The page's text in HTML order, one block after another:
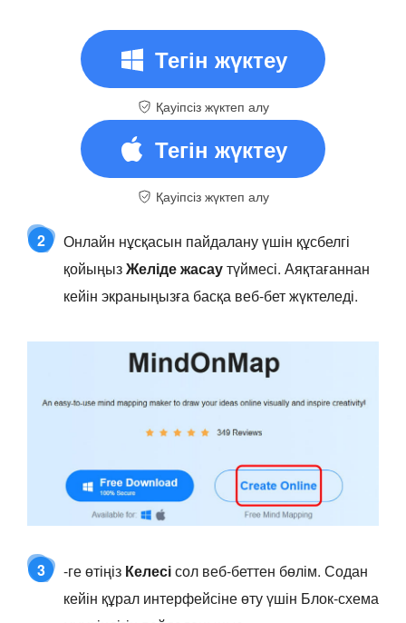
Тегін жүктеу
Қауіпсіз жүктеп алу
Тегін жүктеу
Қауіпсіз жүктеп алу
2
Онлайн нұсқасын пайдалану үшін құсбелгі
қойыңызЖеліде жасаутүймесі. Аяқтағаннан
кейін экраныңызға басқа веб-бет жүктеледі.
3 -ге өтіңіз Келесісол веб-беттен бөлім. Содан
кейін құрал интерфейсіне өту үшін Блок-схема